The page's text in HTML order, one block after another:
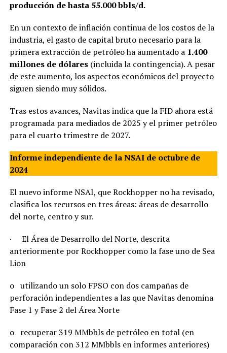
producción de hasta 55.000 bbls/d.
En un contexto de inflación continua de los costos de la
industria, el gasto de capital bruto necesario para la
primera extracción de petróleo ha aumentado a 1.400
millones de dólares(incluida la contingencia). A pesar
de este aumento, los aspectos económicos del proyecto
siguen siendo muy sólidos.
Tras estos avances, Navitas indica que la FID ahora está
programada para mediados de 2025 y el primer petróleo
para el cuarto trimestre de 2027.
Informe independiente de la NSAI de octubre de
2024
El nuevo informe NSAI, que Rockhopper no ha revisado,
clasifica los recursos en tres áreas: áreas de desarrollo
del norte, centro y sur.
· El Área de Desarrollo del Norte, descrita
anteriormente por Rockhopper como la fase uno de Sea
Lion
o utilizando un solo FPSO con dos campañas de
perforación independientes a las que Navitas denomina
Fase 1 y Fase 2 del Área Norte
o recuperar 319 MMbbls de petróleo en total (en
comparación con 312 MMbbls en informes anteriores)